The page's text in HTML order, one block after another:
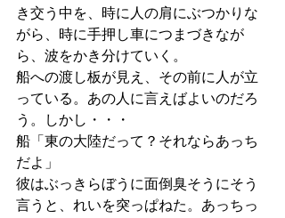
き交う中を、時に人の肩にぶつかりな
がら、時に手押し車につまづきなが
ら、波をかき分けていく。
船への渡し板が見え、その前に人が立
っている。あの人に言えばよいのだろ
う。しかし・・・
船「東の大陸だって？それならあっち
だよ」
彼はぶっきらぼうに面倒臭そうにそう
言うと、れいを突っぱねた。あっちっ